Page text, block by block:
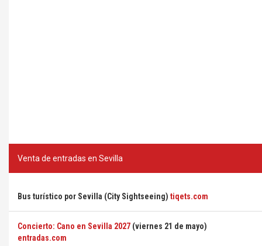
Venta de entradas en Sevilla
Bus turístico por Sevilla (City Sightseeing) tiqets.com
Concierto: Cano en Sevilla 2027 (viernes 21 de mayo)
entradas.com